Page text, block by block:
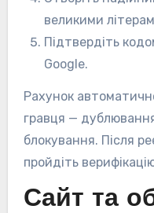
великими
Підтвердіть
Google.
Рахунок
гравця —
блокування. Після
пройдіть
Сайт та